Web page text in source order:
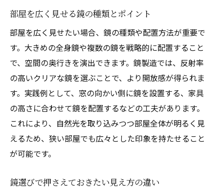
部屋を広く見せる鏡の種類とポイント
部屋を広く見せたい場合、鏡の種類や配置方法が重要で
す。大きめの全身鏡や複数の鏡を戦略的に配置すること
で、空間の奥行きを演出できます。鏡製造では、反射率
の高いクリアな鏡を選ぶことで、より開放感が得られま
す。実践例として、窓の向かい側に鏡を設置する、家具
の高さに合わせて鏡を配置するなどの工夫があります。
これにより、自然光を取り込みつつ部屋全体が明るく見
えるため、狭い部屋でも広々とした印象を持たせること
が可能です。
鏡選びで押さえておきたい見え方の違い